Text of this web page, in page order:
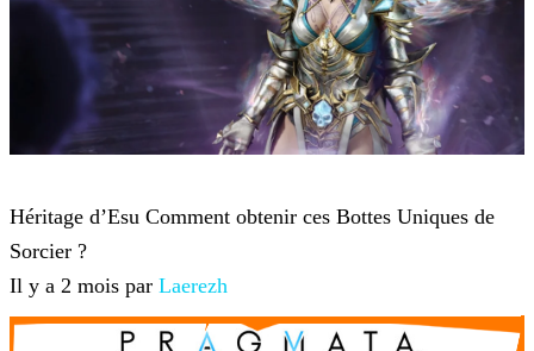
Héritage d’Esu Comment obtenir ces Bottes Uniques de
Sorcier ?
Il y a 2 mois par Laerezh